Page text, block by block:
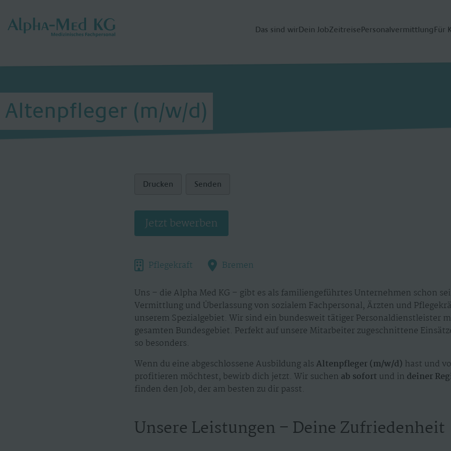
Das sind wirDein JobZeitreisePersonalvermittlung Für
Altenpfleger (m/w/d)
Drucken Senden
Jetzt bewerben
Pflegekraft Bremen
Uns – die Alpha Med KG – gibt es als familiengeführtes Unternehmen schon
Vermittlung und Überlassung von sozialem Fachpersonal, Ärzten und
unserem Spezialgebiet. Wir sind ein bundesweit tätiger Personaldienstleister
gesamten Bundesgebiet. Perfekt auf unsere Mitarbeiter zugeschnittene
so besonders.
Wenn du eine abgeschlossene Ausbildung alsAltenpfleger (m/w/d) hast und
profitieren möchtest, bewirb dich jetzt. Wir suchen ab sofort und in deiner
finden den Job, der am besten zu dir passt.
Unsere Leistungen – Deine Zufriedenheit